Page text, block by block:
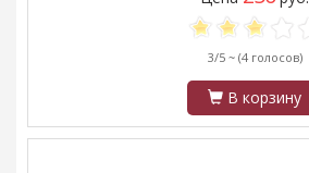
3/5 ~ (4 голосов)
В корзину